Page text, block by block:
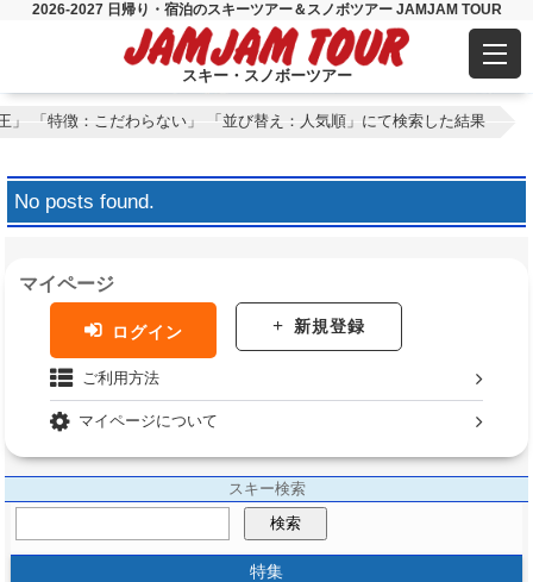
2026-2027 日帰り・宿泊のスキーツアー＆スノボツアー JAMJAM TOUR
スキー・スノボーツアー
「特徴：こだわらない」 「並び替え：人気順」にて検索した結果
No posts found.
マイページ
ログイン 新規登録
ご利用方法
マイページについて
スキー検索
検索
特集